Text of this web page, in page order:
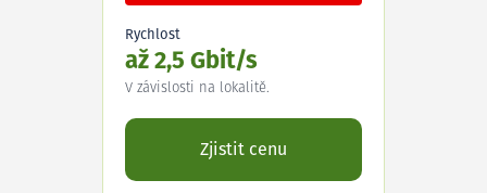
Rychlost
až 2,5 Gbit/s
V závislosti na lokalitě.
Zjistit cenu